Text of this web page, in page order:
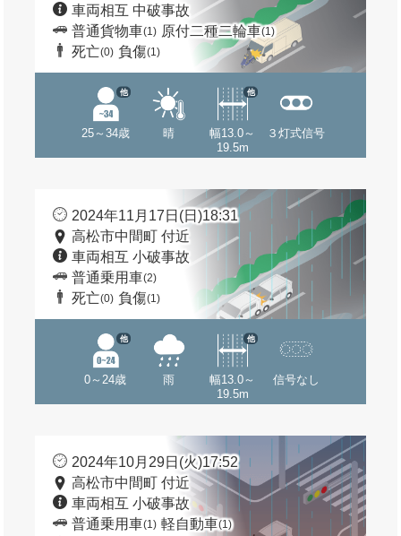
車両相互 中破事故
普通貨物車(1) 原付二種二輪車(1)
死亡(0) 負傷(1)
25～34歳
他
晴
幅13.0～
19.5m
他
３灯式信号
2024年11月17日(日)18:31
高松市中間町 付近
車両相互 小破事故
普通乗用車(2)
死亡(0) 負傷(1)
0～24歳
他
雨
幅13.0～
19.5m
他
信号なし
2024年10月29日(火)17:52
高松市中間町 付近
車両相互 小破事故
普通乗用車(1) 軽自動車(1)